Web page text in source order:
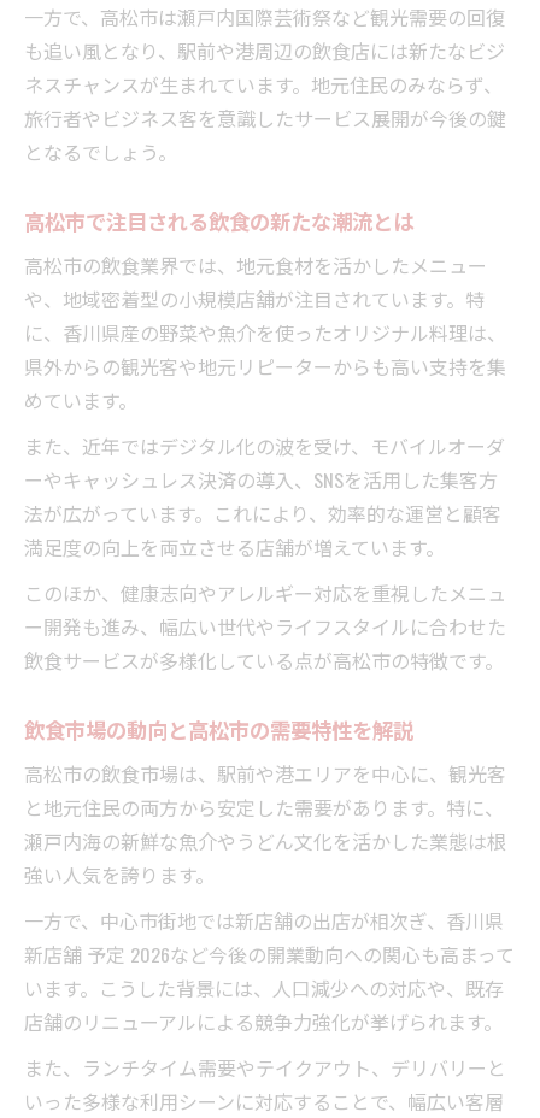
望
高松市の飲食業界で期待される新たな取り
組み
市場変化から見る新店舗出店の可能性
飲食業界の市場変化と新店舗出店の動向
高松市における飲食新店舗予定の注目ポイ
ント
新店舗成功の鍵となる飲食市場の変化を考
察
飲食業界のトレンドと高松市の開業チャン
ス
飲食業で成功するための高松ならではの工夫
高松市の飲食業で成果を出す独自の工夫
飲食業界の市場変化に対応した成功法
飲食業で高松市ならではの集客術を実践
市場変化を味方にする飲食店のアイデア
飲食業界で高まる地元志向の理由を分析
高松市の飲食事業で地元志向が重要となる
背景
飲食市場変化と地元客を掴む戦略の提案
高松市の飲食店が地元に根付くための工夫
飲食業界における地元志向ビジネスの価値
一方で、高松市は瀬戸内国際芸術祭など観光需要の回復
も追い風となり、駅前や港周辺の飲食店には新たなビジ
ネスチャンスが生まれています。地元住民のみならず、
旅行者やビジネス客を意識したサービス展開が今後の鍵
となるでしょう。
高松市で注目される飲食の新たな潮流とは
高松市の飲食業界では、地元食材を活かしたメニュー
や、地域密着型の小規模店舗が注目されています。特
に、香川県産の野菜や魚介を使ったオリジナル料理は、
県外からの観光客や地元リピーターからも高い支持を集
めています。
また、近年ではデジタル化の波を受け、モバイルオーダ
ーやキャッシュレス決済の導入、SNSを活用した集客方
法が広がっています。これにより、効率的な運営と顧客
満足度の向上を両立させる店舗が増えています。
このほか、健康志向やアレルギー対応を重視したメニュ
ー開発も進み、幅広い世代やライフスタイルに合わせた
飲食サービスが多様化している点が高松市の特徴です。
飲食市場の動向と高松市の需要特性を解説
高松市の飲食市場は、駅前や港エリアを中心に、観光客
と地元住民の両方から安定した需要があります。特に、
瀬戸内海の新鮮な魚介やうどん文化を活かした業態は根
強い人気を誇ります。
一方で、中心市街地では新店舗の出店が相次ぎ、香川県
新店舗 予定 2026など今後の開業動向への関心も高まって
います。こうした背景には、人口減少への対応や、既存
店舗のリニューアルによる競争力強化が挙げられます。
また、ランチタイム需要やテイクアウト、デリバリーと
いった多様な利用シーンに対応することで、幅広い客層